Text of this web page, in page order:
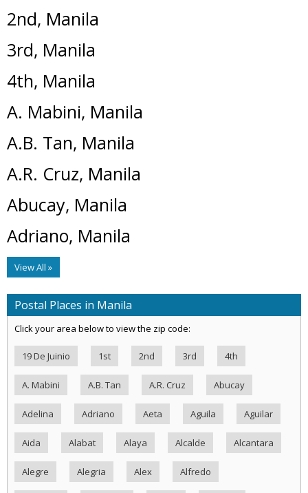
2nd, Manila
3rd, Manila
4th, Manila
A. Mabini, Manila
A.B. Tan, Manila
A.R. Cruz, Manila
Abucay, Manila
Adriano, Manila
View All »
Postal Places in Manila
Click your area below to view the zip code:
19 De Juinio 1st 2nd 3rd 4th
A. Mabini A.B. Tan A.R. Cruz Abucay
Adelina Adriano Aeta Aguila Aguilar
Aida Alabat Alaya Alcalde Alcantara
Alegre Alegria Alex Alfredo